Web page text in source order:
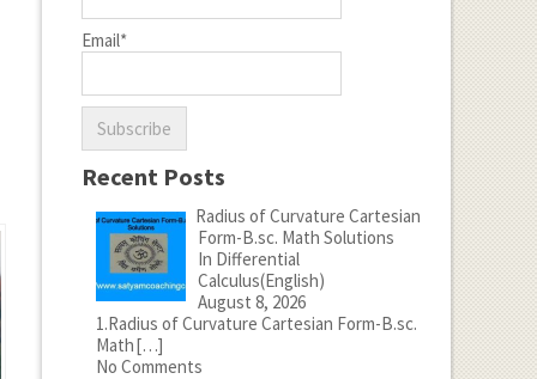
Email*
Recent Posts
Radius of Curvature Cartesian
Form-B.sc. Math Solutions
In Differential
Calculus(English)
August 8, 2026
1.Radius of Curvature Cartesian Form-B.sc.
Math[…]
No Comments